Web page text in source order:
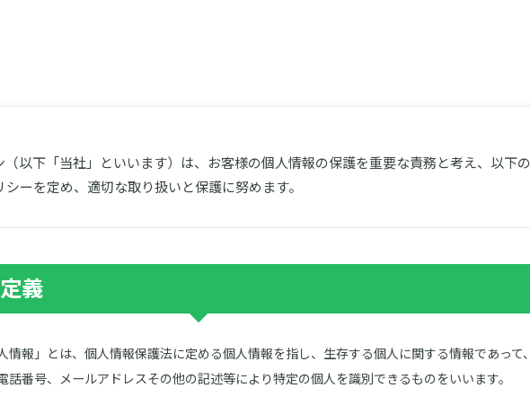
以下「当社」といいます）は、お客様の個人情報の保護を重要な責務と考え、以下の
ーを定め、適切な取り扱いと保護に努めます。
義
情報」とは、個人情報保護法に定める個人情報を指し、生存する個人に関する情報であって、
話番号、メールアドレスその他の記述等により特定の個人を識別できるものをいいます。